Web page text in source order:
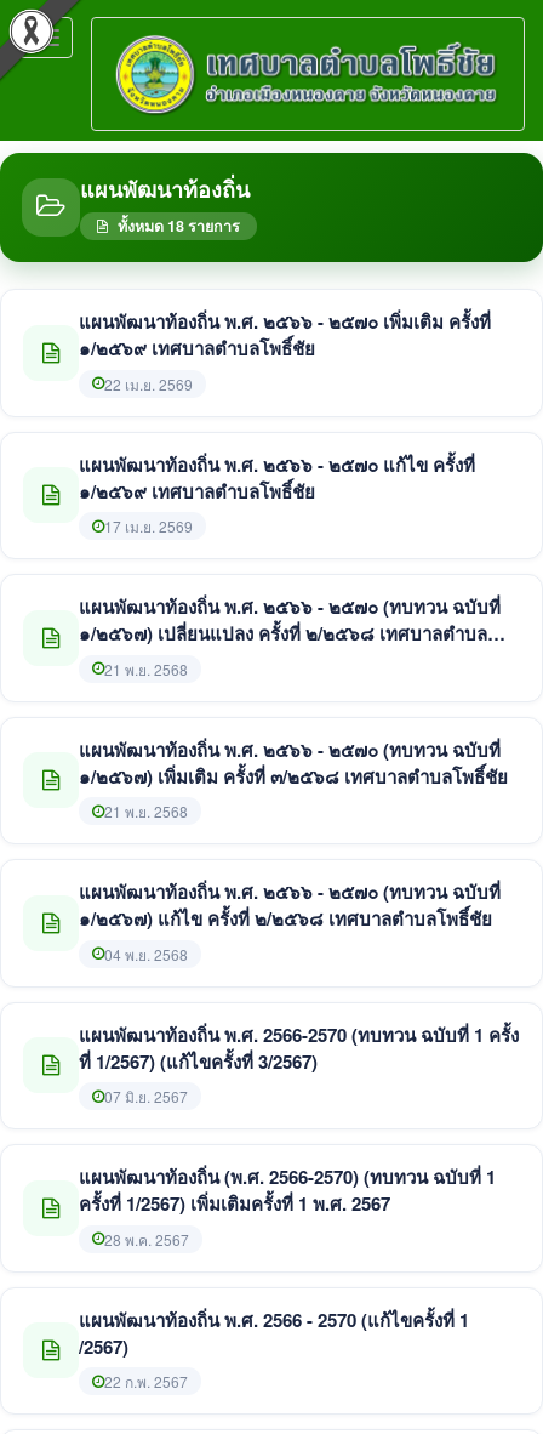
Toggle
navigation
แผนพัฒนาท้องถิ่น
ทั้งหมด 18 รายการ
แผนพัฒนาท้องถิ่น พ.ศ. ๒๕๖๖ - ๒๕๗๐ เพิ่มเติม ครั้งที่
๑/๒๕๖๙ เทศบาลตำบลโพธิ์ชัย
22 เม.ย. 2569
แผนพัฒนาท้องถิ่น พ.ศ. ๒๕๖๖ - ๒๕๗๐ แก้ไข ครั้งที่
๑/๒๕๖๙ เทศบาลตำบลโพธิ์ชัย
17 เม.ย. 2569
แผนพัฒนาท้องถิ่น พ.ศ. ๒๕๖๖ - ๒๕๗๐ (ทบทวน ฉบับที่
๑/๒๕๖๗) เปลี่ยนแปลง ครั้งที่ ๒/๒๕๖๘ เทศบาลตำบล
โพธิ์ชัย
21 พ.ย. 2568
แผนพัฒนาท้องถิ่น พ.ศ. ๒๕๖๖ - ๒๕๗๐ (ทบทวน ฉบับที่
๑/๒๕๖๗) เพิ่มเติม ครั้งที่ ๓/๒๕๖๘ เทศบาลตำบลโพธิ์ชัย
21 พ.ย. 2568
แผนพัฒนาท้องถิ่น พ.ศ. ๒๕๖๖ - ๒๕๗๐ (ทบทวน ฉบับที่
๑/๒๕๖๗) แก้ไข ครั้งที่ ๒/๒๕๖๘ เทศบาลตำบลโพธิ์ชัย
04 พ.ย. 2568
แผนพัฒนาท้องถิ่น พ.ศ. 2566-2570 (ทบทวน ฉบับที่ 1 ครั้ง
ที่ 1/2567) (แก้ไขครั้งที่ 3/2567)
07 มิ.ย. 2567
แผนพัฒนาท้องถิ่น (พ.ศ. 2566-2570) (ทบทวน ฉบับที่ 1
ครั้งที่ 1/2567) เพิ่มเติมครั้งที่ 1 พ.ศ. 2567
28 พ.ค. 2567
แผนพัฒนาท้องถิ่น พ.ศ. 2566 - 2570 (แก้ไขครั้งที่ 1
/2567)
22 ก.พ. 2567